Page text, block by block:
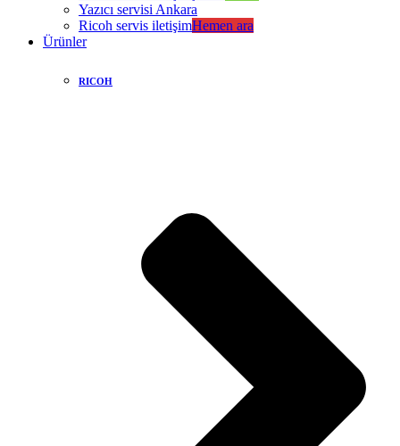
Yazıcı servisi Ankara
Ricoh servis iletişimHemen ara
Ürünler
RICOH